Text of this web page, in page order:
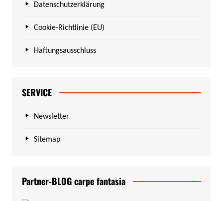
Datenschutzerklärung
Cookie-Richtlinie (EU)
Haftungsausschluss
SERVICE
Newsletter
Sitemap
Partner-BLOG carpe fantasia